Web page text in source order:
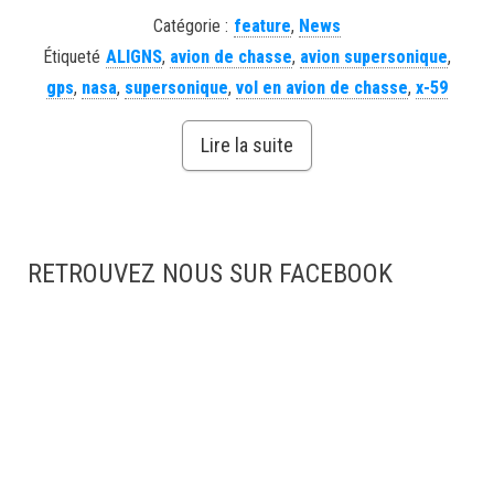
Catégorie : feature, News
Étiqueté ALIGNS, avion de chasse, avion supersonique,
gps, nasa, supersonique, vol en avion de chasse, x-59
Lire la suite
RETROUVEZ NOUS SUR FACEBOOK